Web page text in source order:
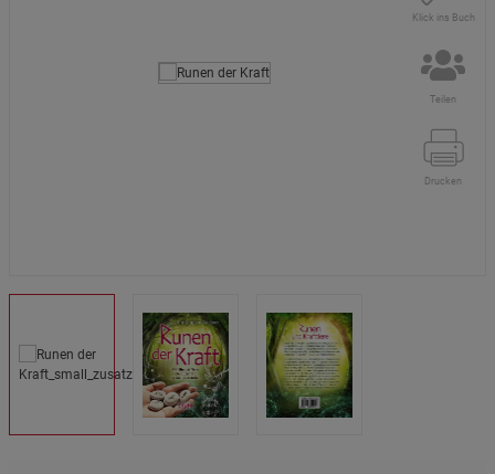
Klick ins Buch
Teilen
Drucken